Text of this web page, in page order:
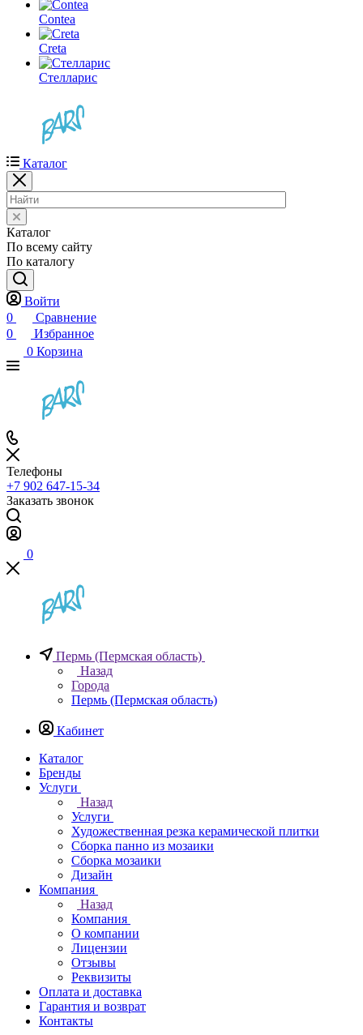
Contea
Creta
Стелларис
Каталог
Каталог
По всему сайту
По каталогу
Войти
0
Сравнение
0
Избранное
0 Корзина
Телефоны
+7 902 647-15-34
Заказать звонок
0
Пермь (Пермская область)
Назад
Города
Пермь (Пермская область)
Кабинет
Каталог
Бренды
Услуги
Назад
Услуги
Художественная резка керамической плитки
Сборка панно из мозаики
Сборка мозаики
Дизайн
Компания
Назад
Компания
О компании
Лицензии
Отзывы
Реквизиты
Оплата и доставка
Гарантия и возврат
Контакты